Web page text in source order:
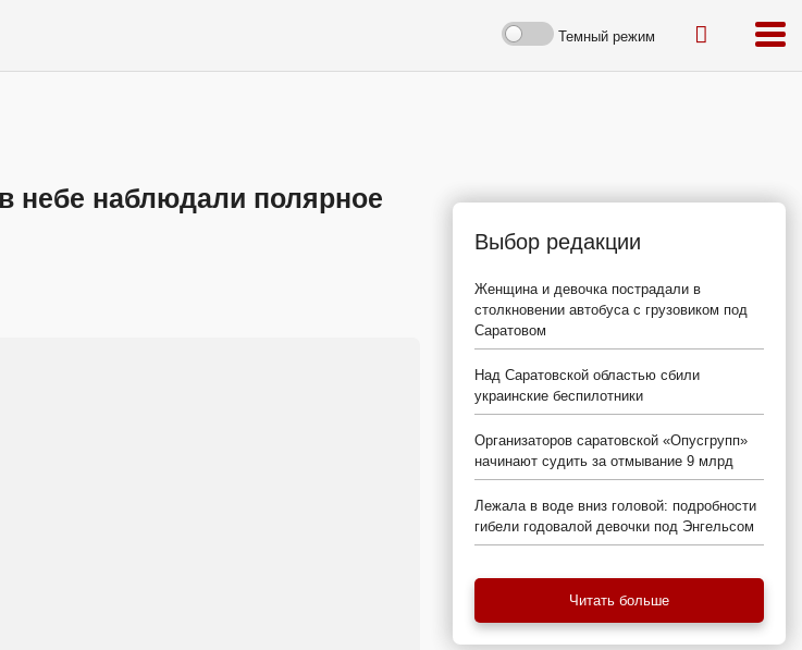
Темный режим
небе наблюдали полярное
Выбор редакции
Женщина и девочка пострадали в
столкновении автобуса с грузовиком под
Саратовом
Над Саратовской областью сбили
украинские беспилотники
Организаторов саратовской «Опусгрупп»
начинают судить за отмывание 9 млрд
Лежала в воде вниз головой: подробности
гибели годовалой девочки под Энгельсом
Читать больше